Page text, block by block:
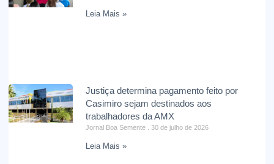
Leia Mais »
Justiça determina pagamento feito por
Casimiro sejam destinados aos
trabalhadores da AMX
Jornal Boa Semente 30 de julho de 2026
Leia Mais »